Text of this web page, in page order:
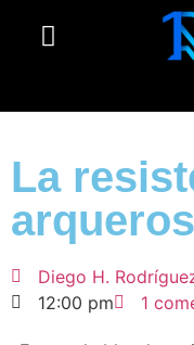
La
Diego H.
12:00 pm
1